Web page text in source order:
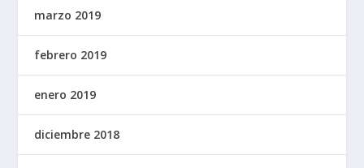
marzo 2019
febrero 2019
enero 2019
diciembre 2018